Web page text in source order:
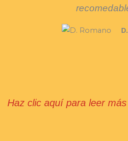
Haz clic aquí para leer